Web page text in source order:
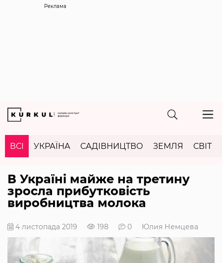
Реклама
ВСІ УКРАЇНА САДІВНИЦТВО ЗЕМЛЯ СВІТ
В Україні майже на третину
зросла прибутковість
виробництва молока
4 листопада 2019 198 0 Юлия Немцева